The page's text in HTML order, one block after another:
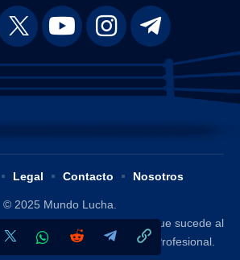
© 2025 Mundo Lucha.
a difundir y analizar lo que sucede al
de la Lucha Libre / Wrestling Profesional.
Legal Contacto Nosotros